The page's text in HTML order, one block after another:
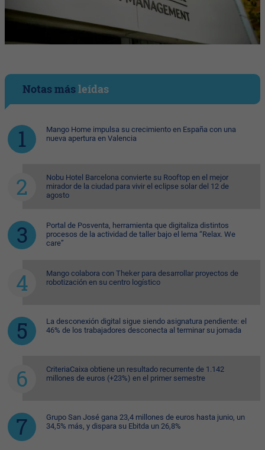
Notas másleídas
Mango Home impulsa su crecimiento en España con una
nueva apertura en Valencia
Nobu Hotel Barcelona convierte su Rooftop en el mejor
mirador de la ciudad para vivir el eclipse solar del 12 de
agosto
Portal de Posventa, herramienta que digitaliza distintos
procesos de la actividad de taller bajo el lema “Relax. We
care”
Mango colabora con Theker para desarrollar proyectos de
robotización en su centro logístico
La desconexión digital sigue siendo asignatura pendiente: el
46% de los trabajadores desconecta al terminar su jornada
CriteriaCaixa obtiene un resultado recurrente de 1.142
millones de euros (+23%) en el primer semestre
Grupo San José gana 23,4 millones de euros hasta junio, un
34,5% más, y dispara su Ebitda un 26,8%